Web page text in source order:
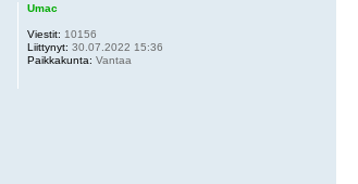
Umac
Viestit: 10156
Liittynyt: 30.07.2022 15:36
Paikkakunta: Vantaa